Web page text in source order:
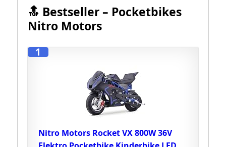
🔝 Bestseller – Pocketbikes
Nitro Motors
1
Nitro Motors Rocket VX 800W 36V